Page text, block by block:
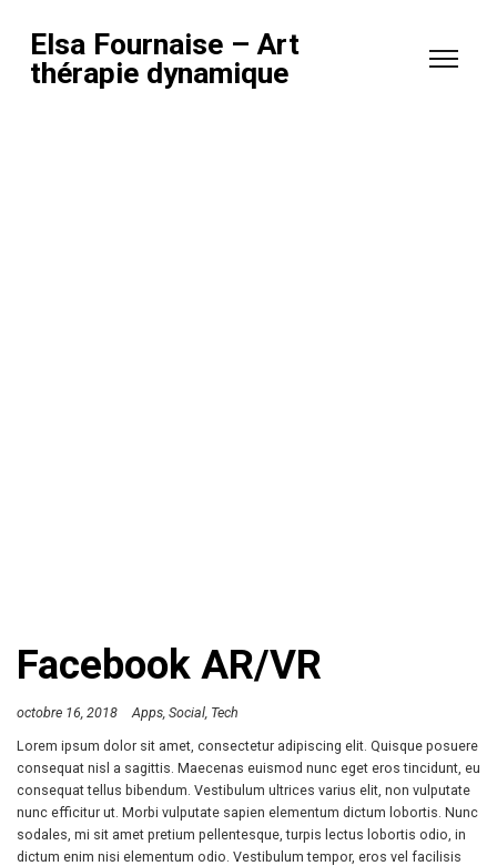
Elsa Fournaise – Art
thérapie dynamique
Facebook AR/VR
octobre 16, 2018 Apps Social Tech
Lorem ipsum dolor sit amet, consectetur adipiscing elit. Quisque posuere
consequat nisl a sagittis. Maecenas euismod nunc eget eros tincidunt, eu
consequat tellus bibendum. Vestibulum ultrices varius elit, non vulputate
nunc efficitur ut. Morbi vulputate sapien elementum dictum lobortis. Nunc
sodales, mi sit amet pretium pellentesque, turpis lectus lobortis odio, in
dictum enim nisi elementum odio. Vestibulum tempor, eros vel facilisis